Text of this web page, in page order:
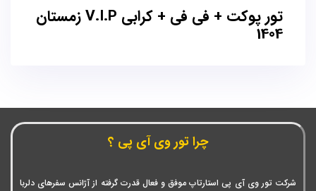
تور پوکت + فی فی + کرابی V.I.P زمستان
1404
چرا تور وی آی پی ؟
شرکت تور وی آی پی استارتاپ موفق و فعال قدرت گرفته از آژانس سفرهای دلربا